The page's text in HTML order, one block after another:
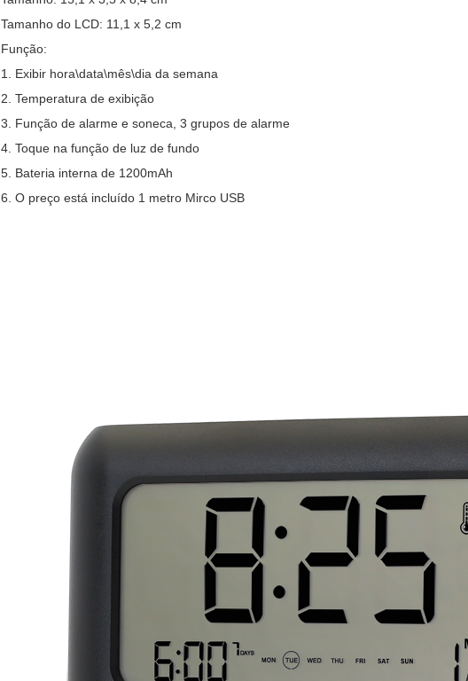
Tamanho do LCD: 11,1 x 5,2 cm
Função:
1. Exibir hora\data\mês\dia da semana
2. Temperatura de exibição
3. Função de alarme e soneca, 3 grupos de alarme
4. Toque na função de luz de fundo
5. Bateria interna de 1200mAh
6. O preço está incluído 1 metro Mirco USB